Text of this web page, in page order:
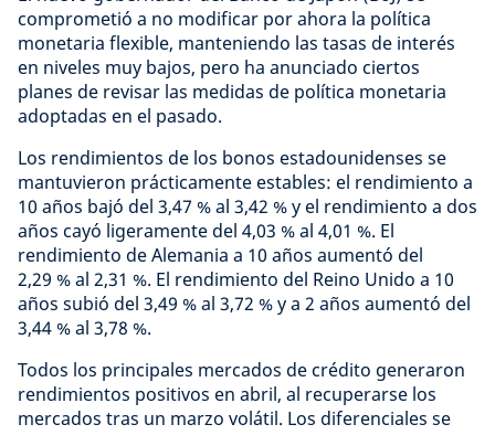
comprometió a no modificar por ahora la política
monetaria flexible, manteniendo las tasas de interés
en niveles muy bajos, pero ha anunciado ciertos
planes de revisar las medidas de política monetaria
adoptadas en el pasado.
Los rendimientos de los bonos estadounidenses se
mantuvieron prácticamente estables: el rendimiento a
10 años bajó del 3,47 % al 3,42 % y el rendimiento a dos
años cayó ligeramente del 4,03 % al 4,01 %. El
rendimiento de Alemania a 10 años aumentó del
2,29 % al 2,31 %. El rendimiento del Reino Unido a 10
años subió del 3,49 % al 3,72 % y a 2 años aumentó del
3,44 % al 3,78 %.
Todos los principales mercados de crédito generaron
rendimientos positivos en abril, al recuperarse los
mercados tras un marzo volátil. Los diferenciales se